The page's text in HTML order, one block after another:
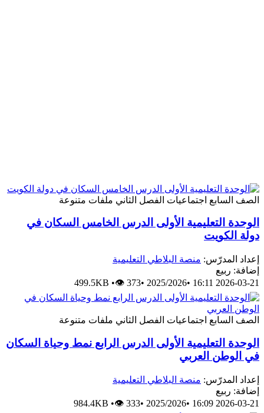
الصف السابع اجتماعيات الفصل الثاني ملفات متنوعة
الوحدة التعليمية الأولى الدرس الخامس السكان في
دولة الكويت
إعداد المدرّس: منصة البلاطي التعليمية
إضافة: ربيع
2026-03-21 16:11
•
2025/2026
•
499.5KB •👁 373
الصف السابع اجتماعيات الفصل الثاني ملفات متنوعة
الوحدة التعليمية الأولى الدرس الرابع نمط وحياة السكان
في الوطن العربي
إعداد المدرّس: منصة البلاطي التعليمية
إضافة: ربيع
2026-03-21 16:09
•
2025/2026
•
984.4KB •👁 333